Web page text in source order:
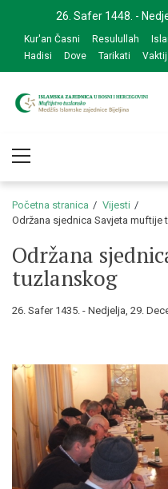
navigation
content
26. Safer 1448. -
Kur'an Časni Resulullah
Hadisi
Dove Tarikati
Menu
Početna stranica
Vijesti
Održana sjednica Savjeta muftije
Održana
tuzlanskog
26. Safer 1435. - Nedjelja, 29.